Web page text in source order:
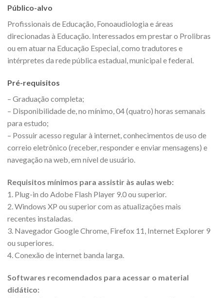
Público-alvo
Profissionais de Educação, Fonoaudiologia e áreas
direcionadas à Educação. Interessados em prestar o Prolibras
ou em atuar na Educação Especial, como tradutores e
intérpretes da rede pública estadual, municipal e federal.
Pré-requisitos
– Graduação completa;
– Disponibilidade de, no mínimo, 04 (quatro) horas semanais
para estudo;
– Possuir acesso regular à internet, conhecimentos de uso de
correio eletrônico (receber, responder e enviar mensagens) e
navegação na web, em nível de usuário.
Requisitos mínimos para assistir às aulas web:
1. Plug-in do Adobe Flash Player 9.0 ou superior.
2. Windows XP ou superior com as atualizações mais
recentes instaladas.
3. Navegador Google Chrome, Firefox 11, Internet Explorer 9
ou superiores.
4. Conexão de internet banda larga.
Softwares recomendados para acessar o material
didático: